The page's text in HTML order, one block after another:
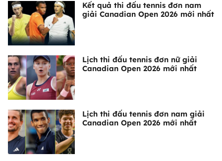
Kết quả thi đấu tennis đơn nam
giải Canadian Open 2026 mới nhất
Lịch thi đấu tennis đơn nữ giải
Canadian Open 2026 mới nhất
Lịch thi đấu tennis đơn nam giải
Canadian Open 2026 mới nhất